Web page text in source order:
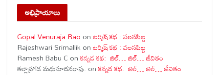
అభిప్రాయాలు
Gopal Venuraja Rao onటర్కిష్ కథ : వలసపిట్ట
Rajeshwari Srimallik onటర్కిష్ కథ : వలసపిట్ట
Ramesh Babu C onకన్నడ కథ: జిల్… జిల్… జీవితం
తల్లాప్రగడ మధుసూదనరావు. onకన్నడ కథ: జిల్… జిల్… జీవితం